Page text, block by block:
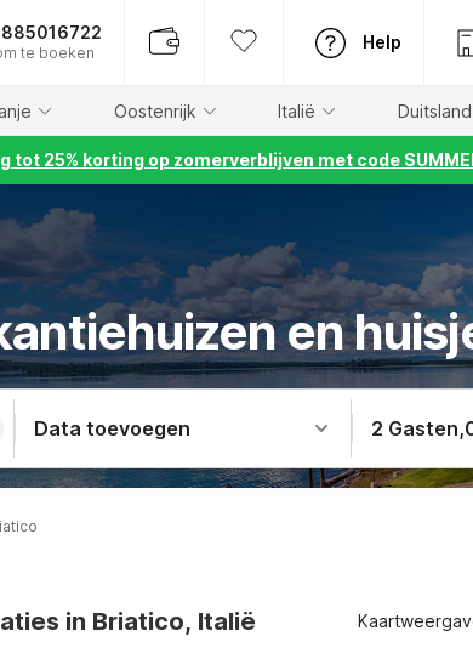
885016722
te boeken
Help
Oostenrijk Italië Duitsland
tot 25% korting op zomerverblijven met code
en
Data toevoegen 2 Gasten,
in Briatico, Italië